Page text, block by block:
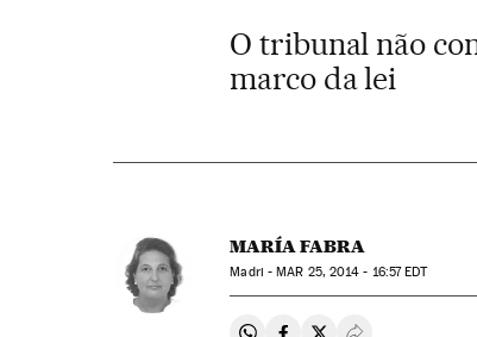
O tribunal não
marco da lei
MARÍA FABRA
Madri -MAR 25, 2014 - 16:57EDT